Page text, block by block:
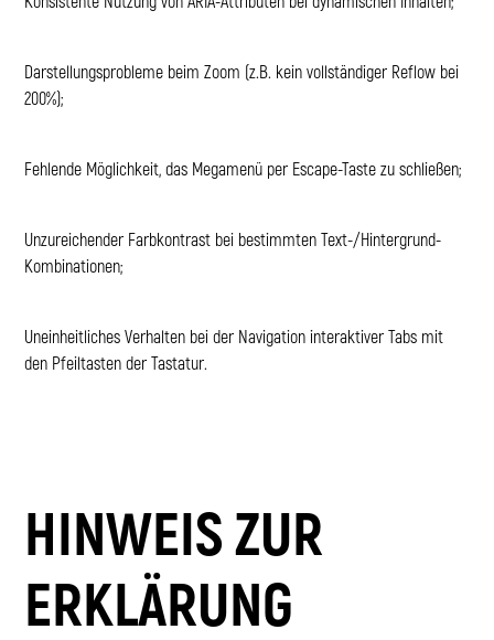
Darstellungsprobleme beim Zoom (z.B. kein vollständiger Reflow bei
200%);
Fehlende Möglichkeit, das Megamenü per Escape-Taste zu schließen;
Unzureichender Farbkontrast bei bestimmten Text-/Hintergrund-
Kombinationen;
Uneinheitliches Verhalten bei der Navigation interaktiver Tabs mit
den Pfeiltasten der Tastatur.
HINWEIS ZUR
ERKLÄRUNG